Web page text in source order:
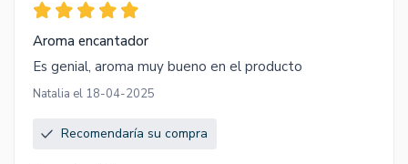
Aroma encantador
Es genial, aroma muy bueno en el producto
Natalia el 18-04-2025
Recomendaría su compra